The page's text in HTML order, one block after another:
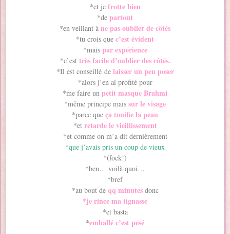
*et jefrotte bien
*de partout
*en veillant à ne pas oublier de côtés
*tu crois que c’est évident
*mais par expérience
*c’est très facile d’oublier des côtés.
*Il est conseillé de laisser un peu poser
*alors j’en ai profité pour
*me faire un petit masque Brahmi
*même principe mais sur le visage
*parce que ça tonifie la peau
*et retarde le vieillissement
*et comme on m’a dit dernièrement
*que j’avais pris un coup de vieux
*(fock!)
*ben… voilà quoi…
*bref
*au bout de qq minutesdonc
*je rince ma tignasse
*et basta
*emballé c’est pesé